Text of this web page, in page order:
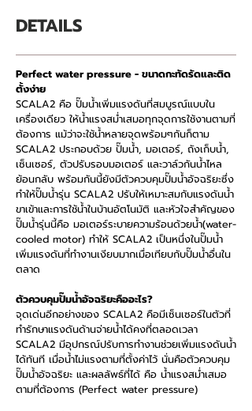
DETAILS
Perfect water pressure - ขนาดกะทัดรัดและติด
ตั้งง่าย
SCALA2 คือ ปั๊มน้ำเพิ่มแรงดันที่สมบูรณ์แบบใน
เครื่องเดียว ให้น้ำแรงสม่ำเสมอทุกจุดการใช้งานตามที่
ต้องการ แม้ว่าจะใช้น้ำหลายจุดพร้อมๆกันก็ตาม
SCALA2 ประกอบด้วย ปั๊มน้ำ, มอเตอร์, ถังเก็บน้ำ,
เซ็นเซอร์, ตัวปรับรอบมอเตอร์ และวาล์วกันน้ำไหล
ย้อนกลับ พร้อมกันนี้ยังมีตัวควบคุมปั๊มน้ำอัจฉริยะซึ่ง
ทำให้ปั๊มน้ำรุ่น SCALA2 ปรับให้เหมาะสมกับแรงดันน้ำ
ขาเข้าและการใช้น้ำในบ้านอัตโนมัติ และหัวใจสำคัญของ
ปั๊มน้ำรุ่นนี้คือ มอเตอร์ระบายความร้อนด้วยน้ำ(water-
cooled motor) ทำให้ SCALA2 เป็นหนึ่งในปั๊มน้ำ
เพิ่มแรงดันที่ทำงานเงียบมากเมื่อเทียบกับปั๊มน้ำอื่นใน
ตลาด
ตัวควบคุมปั๊มน้ำอัจฉริยะคืออะไร?
จุดเด่นอีกอย่างของ SCALA2 คือมีเซ็นเซอร์ในตัวที่
ทำรักษาแรงดันด้านจ่ายน้ำได้คงที่ตลอดเวลา
SCALA2 มีอุปกรณ์ปรับการทำงานช่วยเพิ่มแรงดันน้ำ
ได้ทันที เมื่อน้ำไม่แรงตามที่ตั้งค่าไว้ นั่นคือตัวควบคุม
ปั๊มน้ำอัจฉริยะ และผลลัพธ์ที่ได้ คือ น้ำแรงสม่ำเสมอ
ตามที่ต้องการ (Perfect water pressure)